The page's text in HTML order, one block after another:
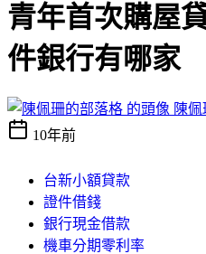
青年首次購屋
件銀行有哪家
陳
10年前
台新小額貸款
證件借錢
銀行現金借款
機車分期零利率